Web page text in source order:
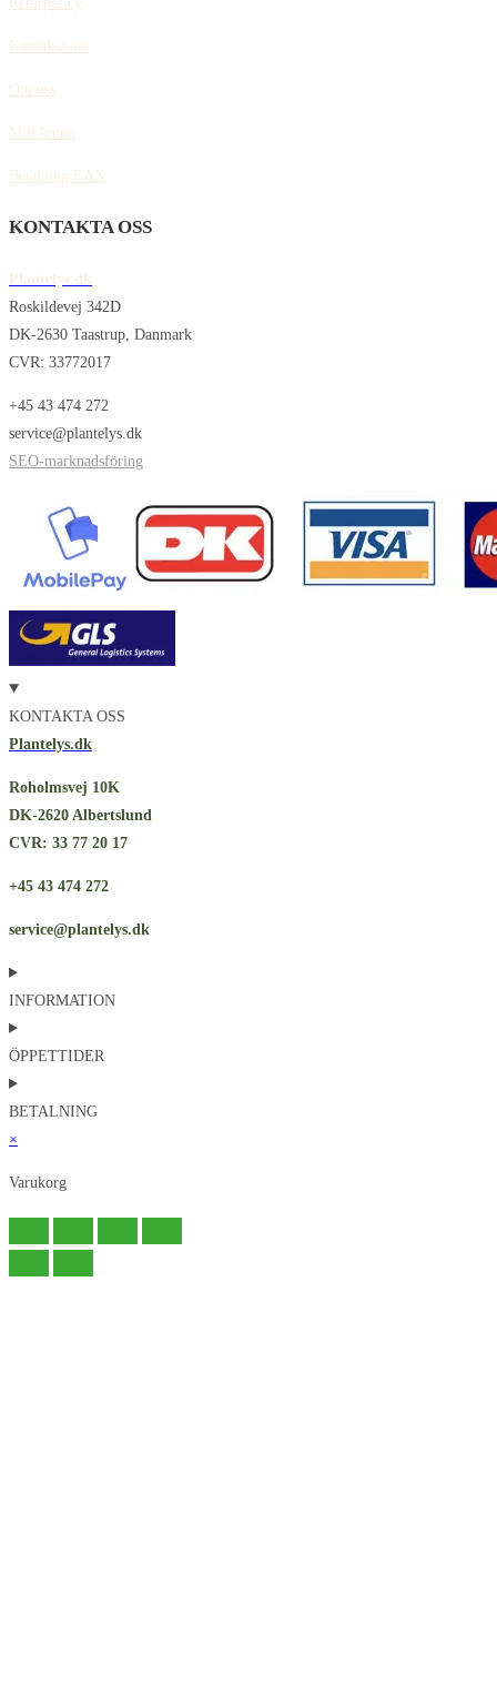
Kontakta oss
Om oss
Mitt konto
Betalning EAN
KONTAKTA OSS
Plantelys.dk
Roskildevej 342D
DK-2630 Taastrup, Danmark
CVR: 33772017
+45 43 474 272
service@plantelys.dk
SEO-marknadsföring
KONTAKTA OSS
Plantelys.dk
Roholmsvej 10K
DK-2620 Albertslund
CVR: 33 77 20 17
+45 43 474 272
service@plantelys.dk
INFORMATION
ÖPPETTIDER
BETALNING
×
Varukorg